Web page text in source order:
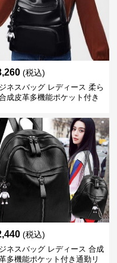
(税込)
ネスバッグ レディース 柔ら
成皮革多機能ポケット付き
(税込)
ネスバッグ レディース 合成
多機能ポケット付き通勤リ